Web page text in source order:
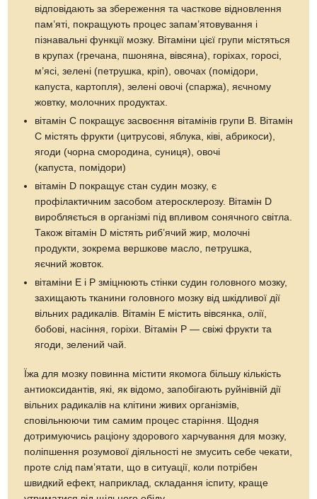
відповідають за збереження та часткове відновлення
пам’яті, покращують процес запам’ятовування і
пізнавальні функції мозку. Вітаміни цієї групи містяться
в крупах (гречана, пшоняна, вівсяна), горіхах, горосі,
м’ясі, зелені (петрушка, кріп), овочах (помідори,
капуста, картопля), зелені овочі (спаржа), яєчному
жовтку, молочних продуктах.
вітамін С покращує засвоєння вітамінів групи В. Вітамін
С містять фрукти (цитрусові, яблука, ківі, абрикоси),
ягоди (чорна смородина, суниця), овочі
(капуста, помідори)
вітамін D покращує стан судин мозку, є
профілактичним засобом атеросклерозу. Вітамін D
виробляється в організмі під впливом сонячного світла.
Також вітамін D містять риб’ячий жир, молочні
продукти, зокрема вершкове масло, петрушка,
яєчний жовток.
вітаміни E і Р зміцнюють стінки судин головного мозку,
захищають тканини головного мозку від шкідливої дії
вільних радикалів. Вітамін E містить вівсянка, олії,
бобові, насіння, горіхи. Вітамін Р — свіжі фрукти та
ягоди, зелений чай.
Їжа для мозку повинна містити якомога більшу кількість
антиоксидантів, які, як відомо, запобігають руйнівній дії
вільних радикалів на клітини живих організмів,
сповільнюючи тим самим процес старіння. Щодня
дотримуючись раціону здорового харчування для мозку,
поліпшення розумової діяльності не змусить себе чекати,
проте слід пам’ятати, що в ситуації, коли потрібен
швидкий ефект, наприклад, складання іспиту, краще